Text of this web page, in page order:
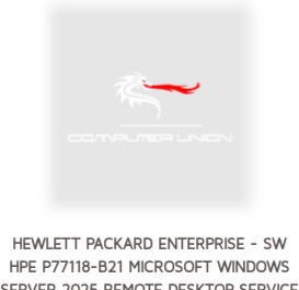
HEWLETT PACKARD ENTERPRISE - SW
HPE P77118-B21 MICROSOFT WINDOWS